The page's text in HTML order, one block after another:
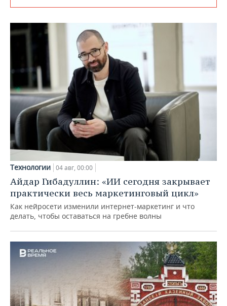
Технологии 04 авг, 00:00
Айдар Гибадуллин: «ИИ сегодня закрывает
практически весь маркетинговый цикл»
Как нейросети изменили интернет-маркетинг и что
делать, чтобы оставаться на гребне волны